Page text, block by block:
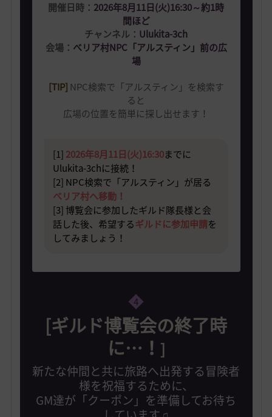
開催日時： 2026年8月11日(火)16:30～約1時
間ほど
チャンネル： Ulukita-3ch
会場： べリア村NPC「アルスティン」前の広
場
[TIP] NPC検索で「アルスティン」を検索す
ると
広場の位置を簡単に探し出せます！
[1] 2026年8月11日(火)16:30までに
Ulukita-3chに接続！
[2] NPC検索で「アルスティン」が居る
べリア村へ移動！
[3] 博覧会に参加したギルド隊長様と会
話した後、 希望するギルドに参加申請を
してみましょう！
4
[ギルド博覧会の終了時
に…！ ]
新たな仲間と共に旅路へ出発する冒険者
様を祝福するために、
GM達が「クーポン」を準備してお待ち